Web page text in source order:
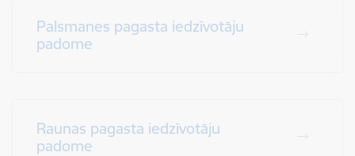
Palsmanes pagasta iedzīvotāju
padome
Raunas pagasta iedzīvotāju
padome